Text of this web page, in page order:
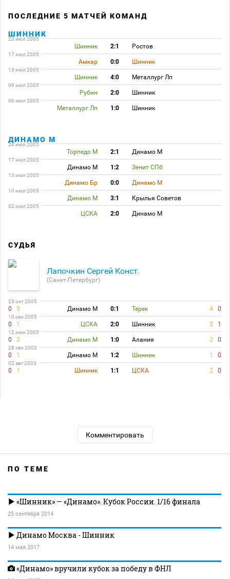
ПОСЛЕДНИЕ 5 МАТЧЕЙ КОМАНД
ШИННИК
23 июл 2005
Шинник 2:1 Ростов
17 июл 2005
Амкар 0:0 Шинник
13 июл 2005
Шинник 4:0 Металлург Лп
09 июл 2005
Рубин 2:0 Шинник
06 июл 2005
Металлург Лп 1:0 Шинник
ДИНАМО М
24 июл 2005
Торпедо М 2:1 Динамо М
17 июл 2005
Динамо М 1:2 Зенит СПб
13 июл 2005
Динамо Бр 0:0 Динамо М
10 июл 2005
Динамо М 3:1 Крылья Советов
02 июл 2005
ЦСКА 2:0 Динамо М
СУДЬЯ
Лапочкин Сергей Конст.
(Санкт-Петербург)
23 окт 2005
0 5 Динамо М 0:1 Терек 4 0
10 сен 2005
0 1 ЦСКА 2:0 Шинник 3 1
12 июн 2005
0 2 Динамо М 1:0 Алания 2 0
28 сен 2003
0 1 Динамо М 1:2 Шинник 1 0
02 авг 2003
0 1 Шинник 1:1 ЦСКА 2 0
Комментировать
ПО ТЕМЕ
«Шинник» — «Динамо». Кубок России. 1/16 финала
25 сентября 2014
Динамо Москва - Шинник
14 мая 2017
«Динамо» вручили кубок за победу в ФНЛ